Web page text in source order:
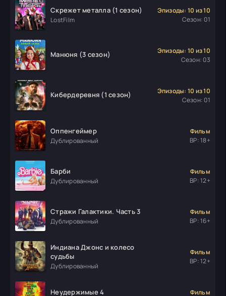
Скрежет металла (1 сезон)
LostFilm
Эпизоды: 10 из 10
Сезон: 01
Манюня (3 сезон)
Эпизоды: 10 из 10
Сезон: 03
Кибердеревня (1 сезон)
Эпизоды: 10 из 10
Сезон: 01
Оппенгеймер
Дублированный
Фильм
ВР: 18+
Барби
Дублированный
Фильм
ВР: 12+
Стражи Галактики. Часть 3
Дублированный
Фильм
ВР: 16+
Индиана Джонс и колесо
судьбы
Дублированный
Фильм
ВР: 12+
Неудержимые 4
Фильм